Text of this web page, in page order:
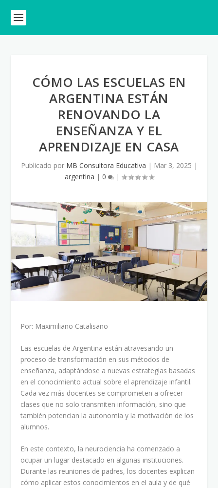
CÓMO LAS ESCUELAS EN
ARGENTINA ESTÁN
RENOVANDO LA
ENSEÑANZA Y EL
APRENDIZAJE EN CASA
Publicado por MB Consultora Educativa | Mar 3, 2025 |
argentina | 0 |
Por: Maximiliano Catalisano
Las escuelas de Argentina están atravesando un
proceso de transformación en sus métodos de
enseñanza, adaptándose a nuevas estrategias basadas
en el conocimiento actual sobre el aprendizaje infantil.
Cada vez más docentes se comprometen a ofrecer
clases que no solo transmiten información, sino que
también potencian la autonomía y la motivación de los
alumnos.
En este contexto, la neurociencia ha comenzado a
ocupar un lugar destacado en algunas instituciones.
Durante las reuniones de padres, los docentes explican
cómo aplicar estos conocimientos en el aula y de qué